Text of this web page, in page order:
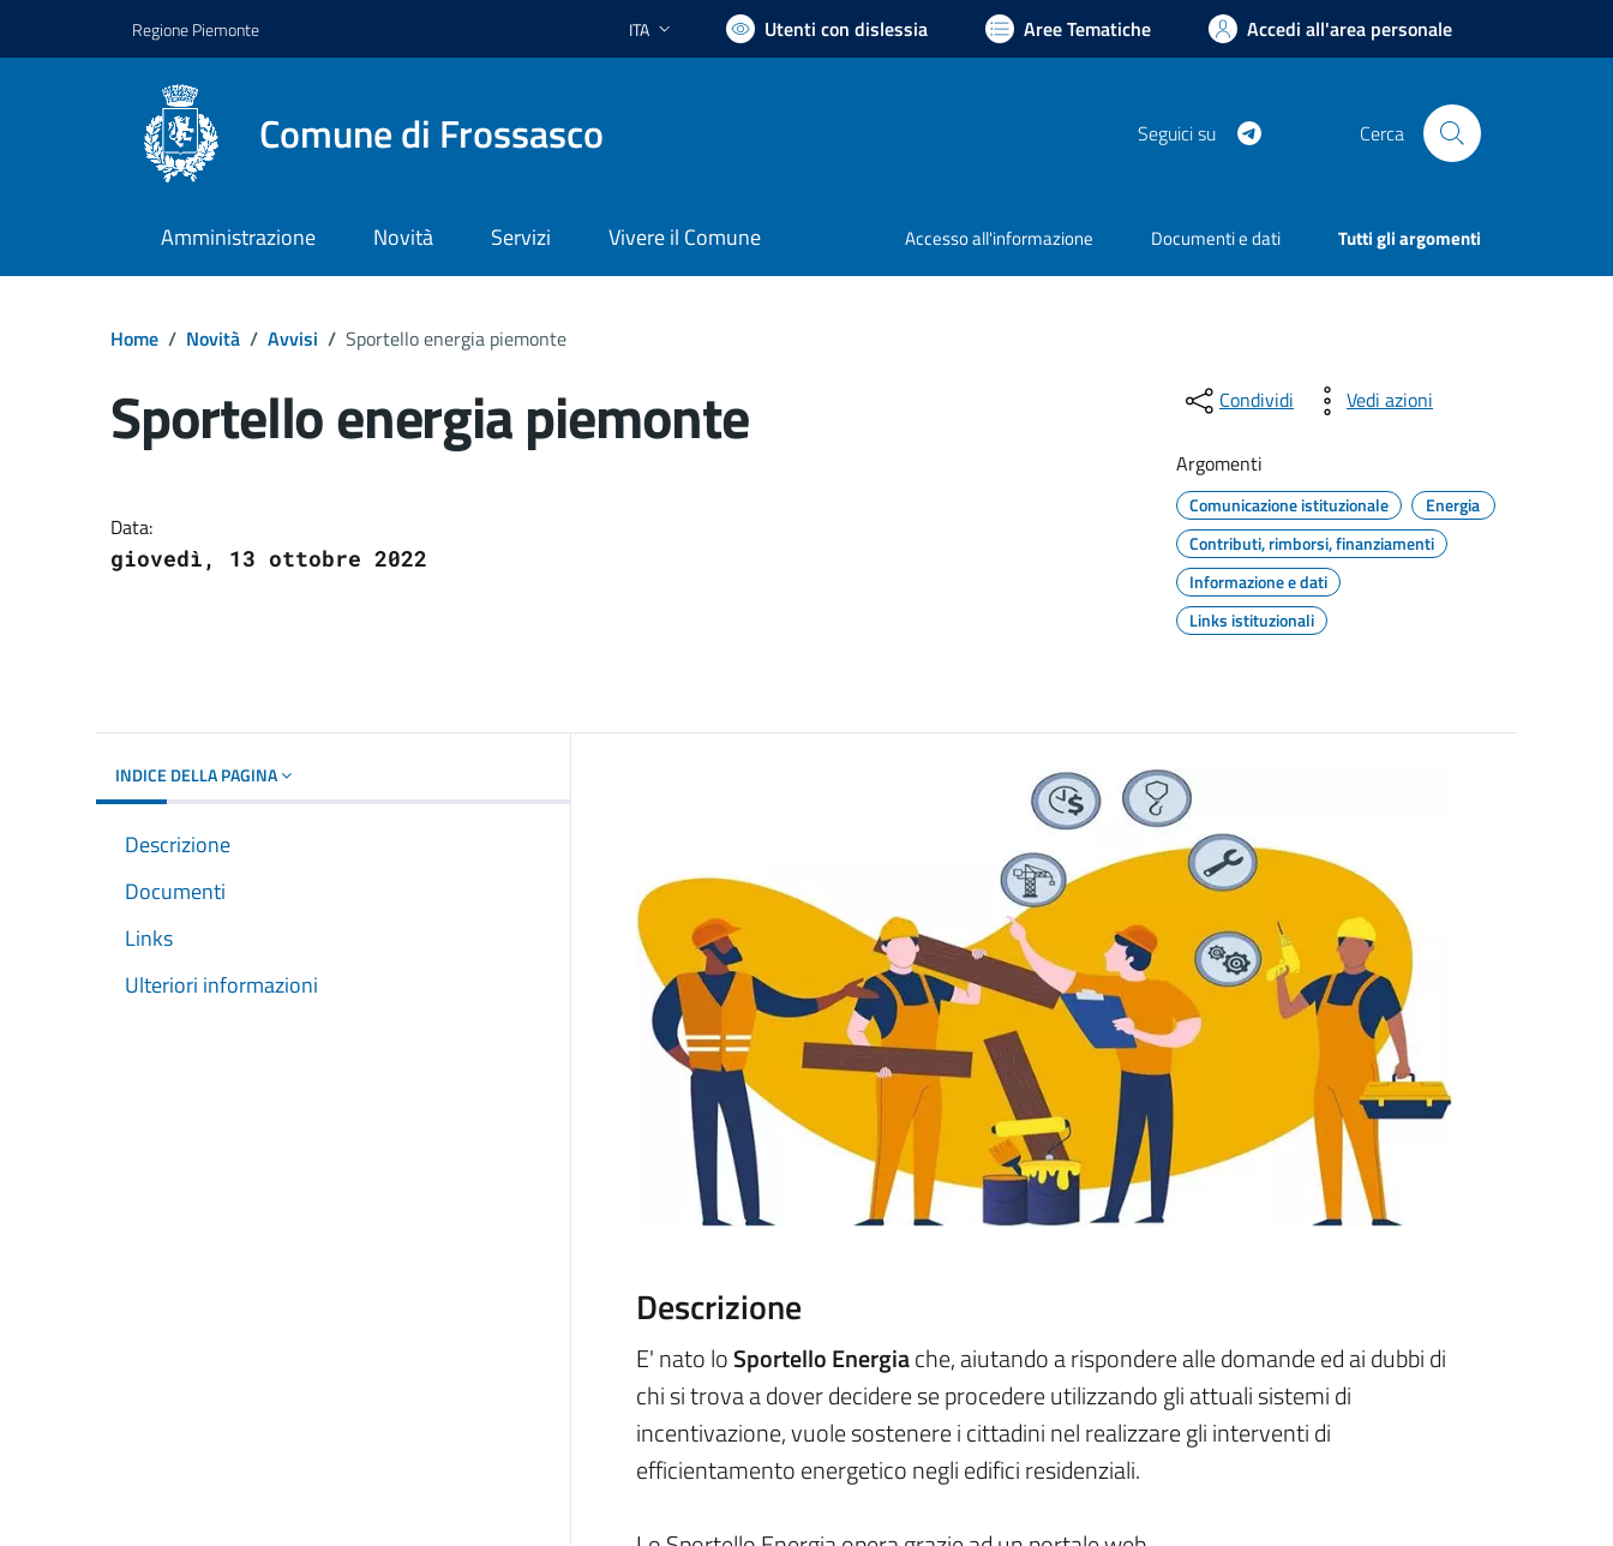
Regione Piemonte Lingua attiva:
ITA Utenti con dislessia Aree Tematiche Accedi all'area personale
Comune di Frossasco Seguici su Cerca
Amministrazione Novità Servizi Vivere il Comune Accesso all'informazione Documenti e dati Tutti gli argomenti
Home / Novità / Avvisi / Sportello energia piemonte
Sportello energia piemonte
Data:
giovedì, 13 ottobre 2022
Condividi Vedi azioni
Argomenti
Comunicazione istituzionale
Energia
Contributi, rimborsi, finanziamenti
Informazione e dati
Links istituzionali
INDICE DELLA PAGINA
Descrizione
Documenti
Links
Ulteriori informazioni
Descrizione
E' nato loSportello Energiache, aiutando a rispondere alle domande ed ai dubbi di
chi si trova a dover decidere se procedere utilizzando gli attuali sistemi di
incentivazione, vuole sostenere i cittadini nel realizzare gli interventi di
efficientamento energetico negli edifici residenziali.